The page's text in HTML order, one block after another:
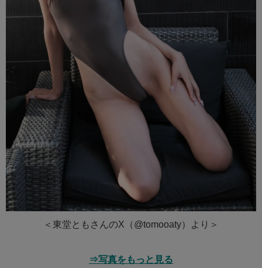
＜東堂ともさんのX（@tomooaty）より＞
⇒写真をもっと見る